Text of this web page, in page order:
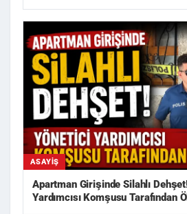
ASAYIŞ
Apartman Girişinde Silahlı
Yardımcısı Komşusu Tarafından